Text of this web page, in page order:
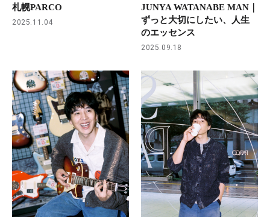
札幌PARCO
2025.11.04
JUNYA WATANABE MAN｜
ずっと大切にしたい、人生
のエッセンス
2025.09.18